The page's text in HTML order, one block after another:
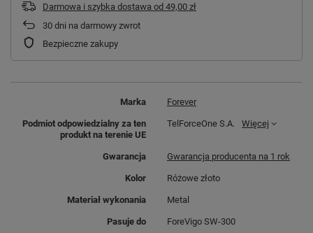
Darmowa i szybka dostawa od 49,00 zł
30 dni na darmowy zwrot
Bezpieczne zakupy
Marka Forever
Podmiot odpowiedzialny za ten
produkt na terenie UE
TelForceOne S.A. Więcej
Gwarancja Gwarancja producenta na 1 rok
Kolor Różowe złoto
Materiał wykonania Metal
Pasuje do
ForeVigo SW-300